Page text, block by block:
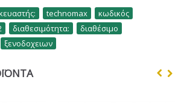
technomax κωδικός
διαθεσιμότητα: διαθέσιμο
ξενοδοχειων